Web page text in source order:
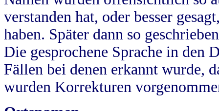
verstanden hat, oder besser
haben. Später dann so
Die gesprochene Sprache in
Fällen bei denen erkannt wurde,
wurden Korrekturen